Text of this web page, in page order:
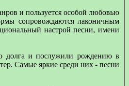
и пользуется особой любовью
сопровождаются лаконичным
настрой песни, имени
долга и послужили рождению в
Самые яркие среди них - песни